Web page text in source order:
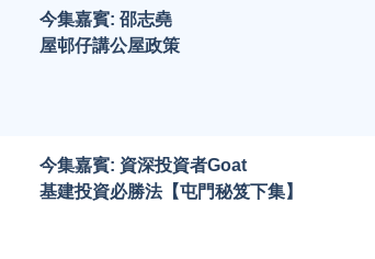
今集嘉賓: 邵志堯
屋邨仔講公屋政策
今集嘉賓: 資深投資者Goat
基建投資必勝法【屯門秘笈下集】